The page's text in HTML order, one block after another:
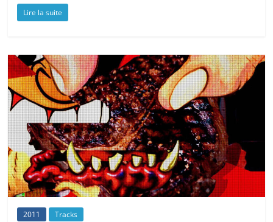
Lire la suite
2011 Tracks